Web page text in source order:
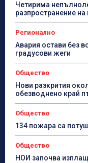
Четирима
разпространение
Регионално
Авария остави без
градусови жеги
Общество
Нови разкрития
обезводнено край
Общество
134 пожара са
Общество
НОИ започва